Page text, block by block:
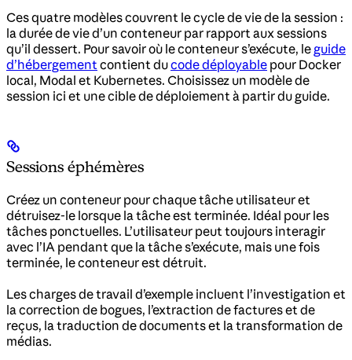
Ces quatre modèles couvrent le cycle de vie de la session :
la durée de vie d’un conteneur par rapport aux sessions
qu’il dessert. Pour savoir où le conteneur s’exécute, le guide
d’hébergement contient ducode déployable pour Docker
local, Modal et Kubernetes. Choisissez un modèle de
session ici et une cible de déploiement à partir du guide.
Sessions éphémères
Créez un conteneur pour chaque tâche utilisateur et
détruisez-le lorsque la tâche est terminée. Idéal pour les
tâches ponctuelles. L’utilisateur peut toujours interagir
avec l’IA pendant que la tâche s’exécute, mais une fois
terminée, le conteneur est détruit.
Les charges de travail d’exemple incluent l’investigation et
la correction de bogues, l’extraction de factures et de
reçus, la traduction de documents et la transformation de
médias.